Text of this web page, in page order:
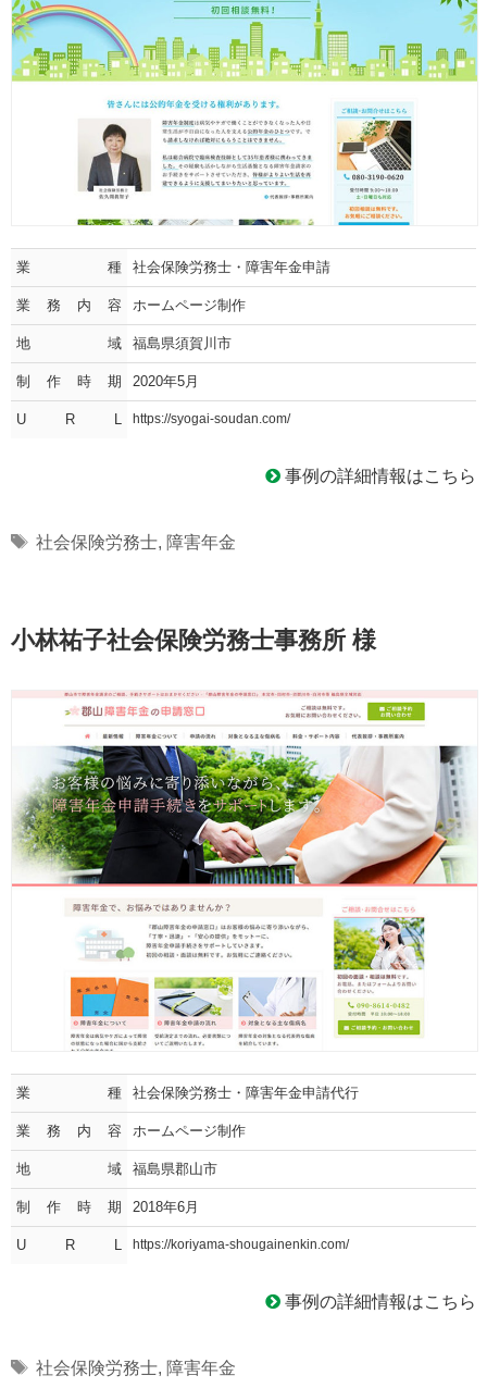
業種 社会保険労務士・障害年金申請
業務内容 ホームページ制作
地域 福島県須賀川市
制作時期 2020年5月
U R L https://syogai-soudan.com/
事例の詳細情報はこちら
Tags
社会保険労務士, 障害年金
小林祐子社会保険労務士事務所 様
業種 社会保険労務士・障害年金申請代行
業務内容 ホームページ制作
地域 福島県郡山市
制作時期 2018年6月
U R L https://koriyama-shougainenkin.com/
事例の詳細情報はこちら
Tags
社会保険労務士, 障害年金